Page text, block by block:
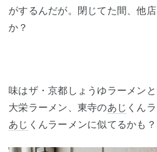
がするんだが。閉じてた間、他
か？
味はザ・京都しょうゆラーメン
大栄ラーメン、東寺のあじ くん
あじ くんラーメンに似てるかも？